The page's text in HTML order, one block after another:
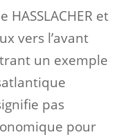
et
vers l’avant
un exemple
pas
pour